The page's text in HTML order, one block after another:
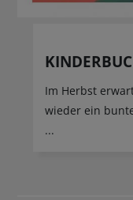
Im Herbst
wieder ein
...